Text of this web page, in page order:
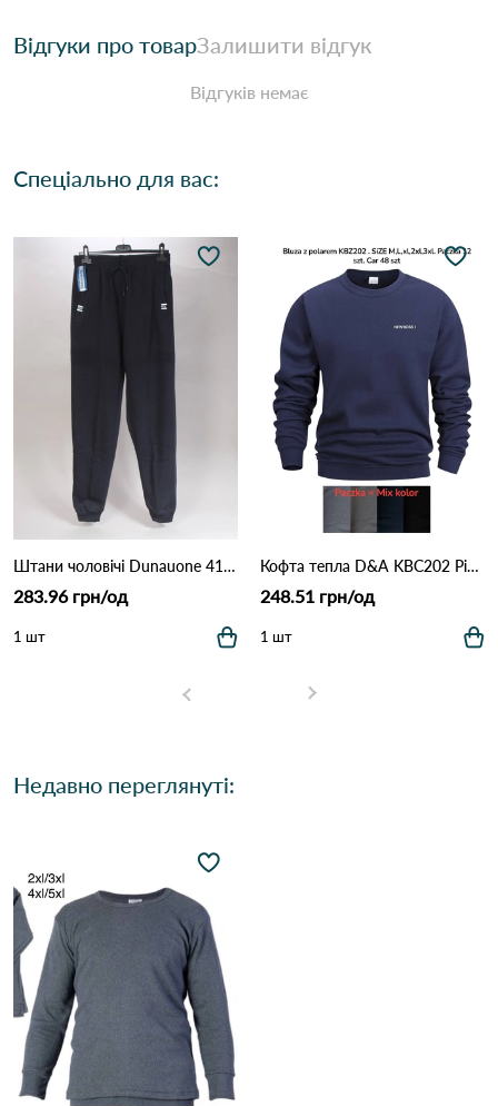
Відгуки про товарЗалишити відгук
Відгуків немає
Спеціально для вас:
Штани чоловічі Dunauone 41216 Різні кольори
283.96 грн/од
1 шт
Кофта тепла D&A KBC202 Різні кольори
248.51 грн/од
1 шт
Недавно переглянуті: